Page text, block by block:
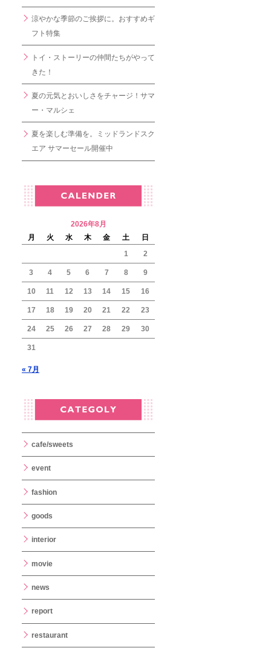
涼やかな季節のご挨拶に。おすすめギ
フト特集
トイ・ストーリーの仲間たちがやって
きた！
夏の元気とおいしさをチャージ！サマ
ー・マルシェ
夏を楽しむ準備を。ミッドランドスク
エア サマーセール開催中
2026年8月
月
火 水 木 金 土
日
1
2
3 4 5 6 7 8 9
10 11 12 13 14 15 16
17 18 19 20 21 22 23
24 25 26 27 28 29 30
31
« 7月
cafe/sweets
event
fashion
goods
interior
movie
news
report
restaurant